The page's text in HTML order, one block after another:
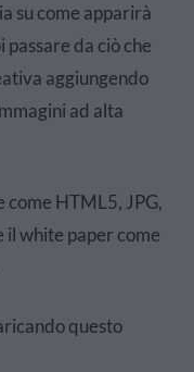
su come apparirà
da ciò che
aggiungendo
ad alta
HTML5, JPG,
il white paper come
questo